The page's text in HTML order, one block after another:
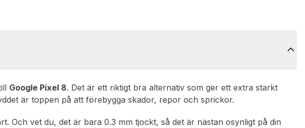
Google Pixel 8. Det är ett riktigt bra alternativ som ger ett extra starkt
är toppen på att förebygga skador, repor och sprickor.
Och vet du, det är bara 0.3 mm tjockt, så det är nästan osynligt på din